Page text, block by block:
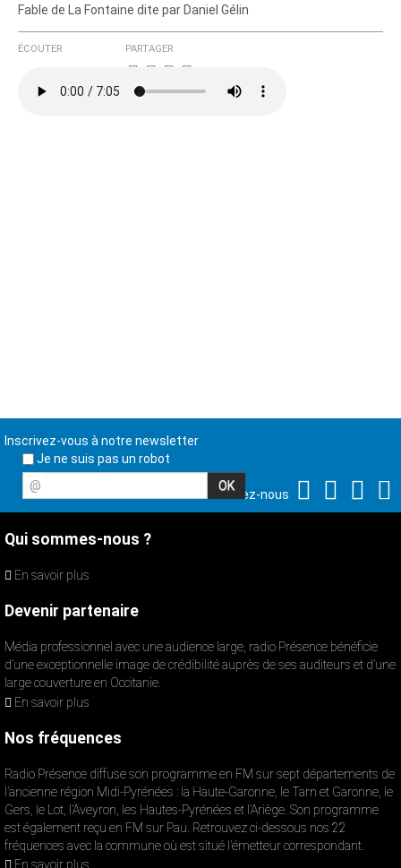
Fable de La Fontaine dite par Daniel Gélin
ÉCOUTER PARTAGER
Inscrivez-vous à notre newsletter
Je ne suis pas un robot
@
Suivez-nous
Qui sommes-nous ?
En savoir plus
Devenir partenaire
Média professionnel avec une audience large, radio Présence bénéficie
d’une exceptionnelle image de crédibilité auprès de ses auditeurs et d’une
large couverture en Occitanie.
En savoir plus
Nos fréquences
Radio Présence diffuse son programme en FM sur sept départements de
l’ancienne région Midi-Pyrénées : la Haute-Garonne, le Tarn et Garonne, le
Gers, le Lot, l’Aveyron, les Hautes-Pyrénées et l’Ariège. Son programme
est également reçu en FM sur Pau. Retrouvez ci-dessous nos 22
fréquences avec la commune où est situé l’émetteur correspondant.
En savoir plus